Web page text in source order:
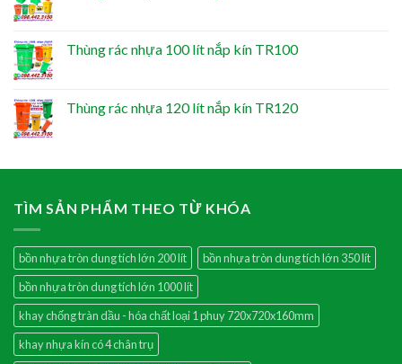
Thùng rác nhựa 100 lít nắp kín TR100
Thùng rác nhựa 120 lít nắp kín TR120
TÌM SẢN PHẨM THEO TỪ KHÓA
bồn nhựa tròn dung tích lớn 200 lít
bồn nhựa tròn dung tích lớn 350 lít
bồn nhựa tròn dung tích lớn 1000 lít
khay chống tràn dầu - hóa chất loại 1 phuy 720x720x160mm
khay nhựa kín có 4 chân trụ